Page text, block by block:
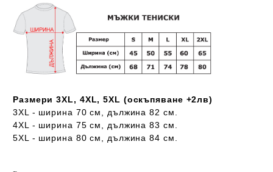
Размери 3XL, 4XL, 5XL (оскъпяване +2лв)
3XL - ширина 70 см, дължина 82 см.
4XL - ширина 75 см, дължина 83 см.
5XL - ширина 80 см, дължина 84 см.